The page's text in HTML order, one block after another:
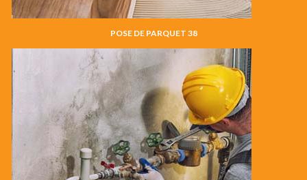
POSE DE PARQUET 38